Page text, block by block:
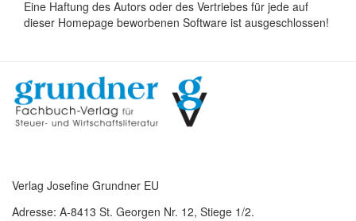
Eine Haftung des Autors oder des Vertriebes für jede auf
dieser Homepage beworbenen Software ist ausgeschlossen!
Verlag Josefine Grundner EU
Adresse: A-8413 St. Georgen Nr. 12, Stiege 1/2.